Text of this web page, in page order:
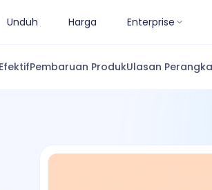
Unduh Harga Enterprise
Pembaruan ProdukUlasan